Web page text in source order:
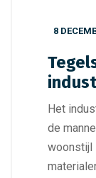
8
Het
de
woonstijl